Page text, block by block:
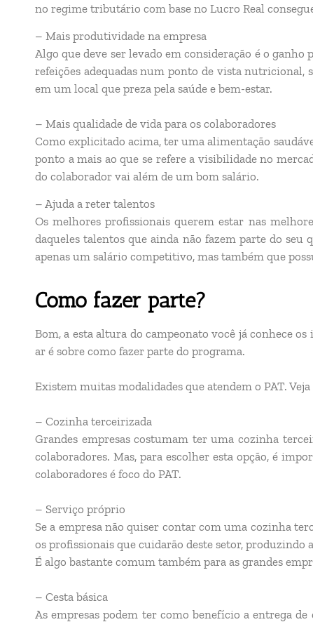
no regime tributário com base no Lucro Real
– Mais produtividade na empresa
Algo que deve ser levado em consideração é o
refeições adequadas num ponto de vista nutricional,
em um local que preza pela saúde e bem-estar.
– Mais qualidade de vida para os colaboradores
Como explicitado acima, ter uma alimentação
ponto a mais ao que se refere a visibilidade no
do colaborador vai além de um bom salário.
– Ajuda a reter talentos
Os melhores profissionais querem estar nas
daqueles talentos que ainda não fazem parte do seu
apenas um salário competitivo, mas também que
Como fazer parte?
Bom, a esta altura do campeonato você já conhece
ar é sobre como fazer parte do programa.
Existem muitas modalidades que atendem o PAT. Veja
– Cozinha terceirizada
Grandes empresas costumam ter uma cozinha
colaboradores. Mas, para escolher esta opção, é
colaboradores é foco do PAT.
– Serviço próprio
Se a empresa não quiser contar com uma cozinha
os profissionais que cuidarão deste setor, produzindo
É algo bastante comum também para as grandes
– Cesta básica
As empresas podem ter como benefício a entrega